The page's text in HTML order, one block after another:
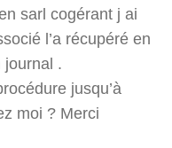
sarl cogérant j ai
l’a récupéré en
journal .
jusqu’à
moi ? Merci